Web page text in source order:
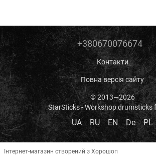
+380670076674
Контакти
Повна версія сайту
© 2013—2026
StarSticks - Workshop drumsticks
UA RU EN De PL
Інтернет-магазин створений з Хорошоп